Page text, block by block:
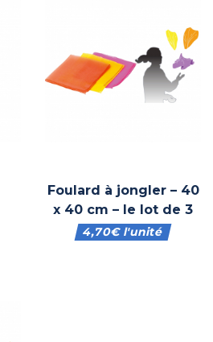
Foulard à jongler – 40
x 40 cm – le lot de 3
4,70€l'unité